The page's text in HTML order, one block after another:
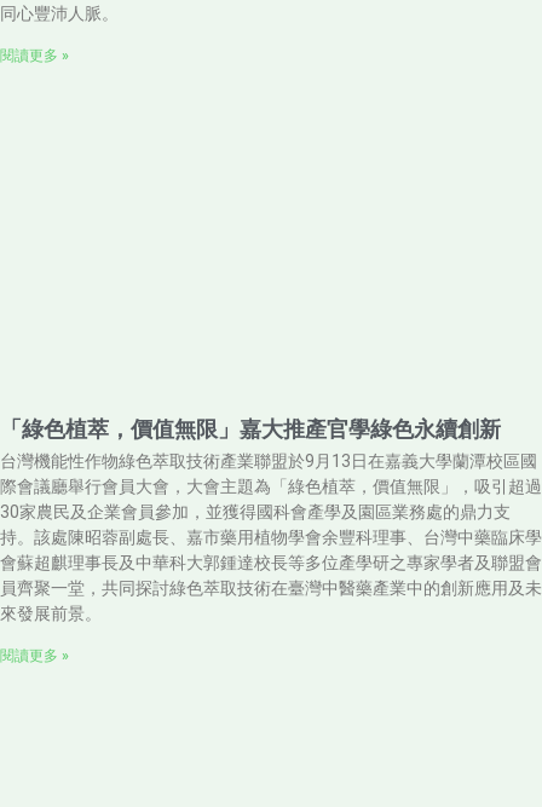
同心豐沛人脈。
閱讀更多 »
「綠色植萃，價值無限」嘉大推產官學綠色永續創新
台灣機能性作物綠色萃取技術產業聯盟於9月13日在嘉義大學蘭潭校區國
際會議廳舉行會員大會，大會主題為「綠色植萃，價值無限」，吸引超過
30家農民及企業會員參加，並獲得國科會產學及園區業務處的鼎力支
持。該處陳昭蓉副處長、嘉市藥用植物學會余豐科理事、台灣中藥臨床學
會蘇超麒理事長及中華科大郭鍾達校長等多位產學研之專家學者及聯盟會
員齊聚一堂，共同探討綠色萃取技術在臺灣中醫藥產業中的創新應用及未
來發展前景。
閱讀更多 »